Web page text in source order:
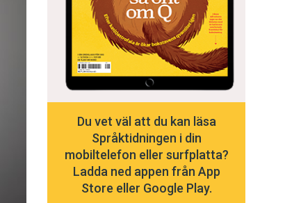
Du vet väl att du kan läsa
Språktidningen i din
mobiltelefon eller surfplatta?
Ladda ned appen från App
Store eller Google Play.